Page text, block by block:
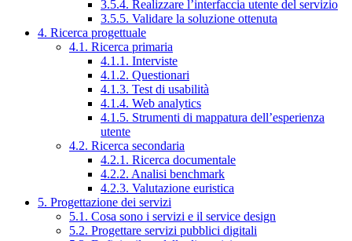
3.5.4. Realizzare l’interfaccia utente del servizio
3.5.5. Validare la soluzione ottenuta
4. Ricerca progettuale
4.1. Ricerca primaria
4.1.1. Interviste
4.1.2. Questionari
4.1.3. Test di usabilità
4.1.4. Web analytics
4.1.5. Strumenti di mappatura dell’esperienza
utente
4.2. Ricerca secondaria
4.2.1. Ricerca documentale
4.2.2. Analisi benchmark
4.2.3. Valutazione euristica
5. Progettazione dei servizi
5.1. Cosa sono i servizi e il service design
5.2. Progettare servizi pubblici digitali